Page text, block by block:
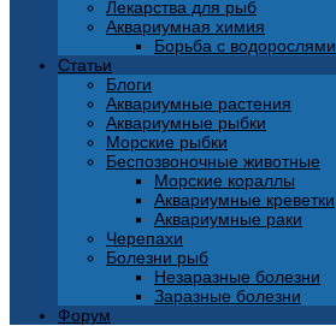
Лекарства для рыб
Аквариумная химия
Борьба с водорослями
Статьи
Блоги
Аквариумные растения
Аквариумные рыбки
Морские рыбки
Беспозвоночные животные
Морские кораллы
Аквариумные креветки
Аквариумные раки
Черепахи
Болезни рыб
Незаразные болезни
Заразные болезни
Форум